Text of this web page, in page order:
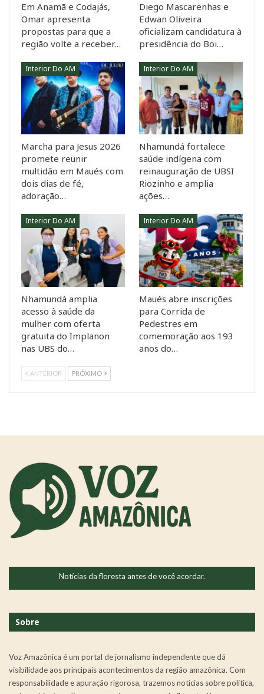
Em Anamã e Codajás,
Omar apresenta
propostas para que a
região volte a receber…
Diego Mascarenhas e
Edwan Oliveira
oficializam candidatura à
presidência do Boi…
Interior Do AM
Marcha para Jesus 2026
promete reunir
multidão em Maués com
dois dias de fé,
adoração…
Interior Do AM
Nhamundá fortalece
saúde indígena com
reinauguração de UBSI
Riozinho e amplia
ações…
Interior Do AM
Nhamundá amplia
acesso à saúde da
mulher com oferta
gratuita do Implanon
nas UBS do…
Interior Do AM
Maués abre inscrições
para Corrida de
Pedestres em
comemoração aos 193
anos do…
ANTERIOR PRÓXIMO
Notícias da floresta antes de você acordar.
Sobre
Voz Amazônica é um portal de jornalismo independente que dá
visibilidade aos principais acontecimentos da região amazônica. Com
responsabilidade e apuração rigorosa, trazemos notícias sobre política,